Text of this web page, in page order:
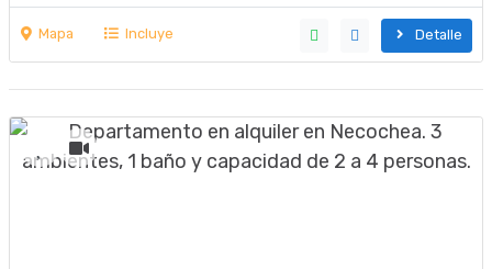
Mapa Incluye Detalle